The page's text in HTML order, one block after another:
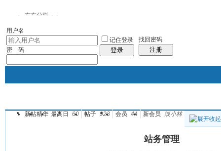
左右分栏
用户名
密 码
记住登录
登录
找回密码
注册
门户模式 韭菜家园 论坛
帖子
新帖精华 最高日 60 帖子 923 会员 44 新会员 淡小林
站务管理